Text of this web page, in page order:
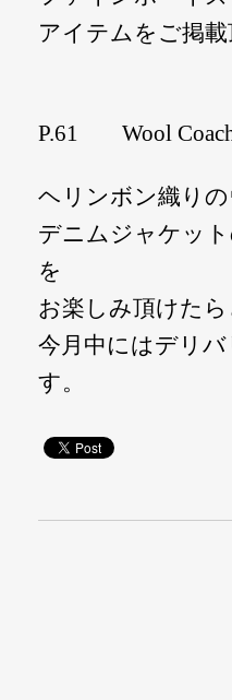
アイテムをご掲載
P.61 Wool Coach
ヘリンボン織り
デニムジャケッ
を
お楽しみ頂けた
今月中にはデリ
す。